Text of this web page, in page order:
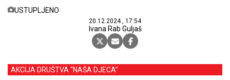
USTUPLJENO
20.12.2024., 17:54
Ivana Rab Guljaš
AKCIJA DRUŠTVA “NAŠA DJECA”